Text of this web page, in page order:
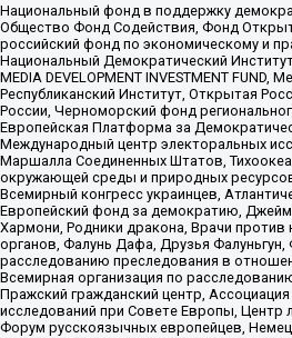
Национальный фонд в поддержку
Общество Фонд Содействия, Фонд
российский фонд по экономическому и
Национальный Демократический
MEDIA DEVELOPMENT INVESTMENT FUND,
Республиканский Институт, Открытая
России, Черноморский фонд
Европейская Платформа за
Международный центр электоральных
Маршалла Соединенных Штатов,
окружающей среды и природных
Всемирный конгресс украинцев,
Европейский фонд за демократию,
Хармони, Родники дракона, Врачи против
органов, Фалунь Дафа, Друзья Фалуньгун,
расследованию преследования в
Всемирная организация по
Пражский гражданский центр,
исследований при Совете Европы, Центр
Форум русскоязычных европейцев,